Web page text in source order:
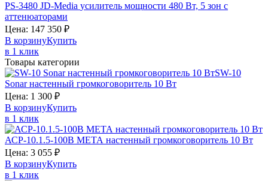
PS-3480 JD-Media усилитель мощности 480 Вт, 5 зон с
аттенюаторами
Цена: 147 350 ₽
В корзинуКупить
в 1 клик
Товары категории
SW-10
Sonarнастенный громкоговоритель 10 Вт
Цена: 1 300 ₽
В корзинуКупить
в 1 клик
АСР-10.1.5-100В МЕТА настенный громкоговоритель 10 Вт
Цена: 3 055 ₽
В корзинуКупить
в 1 клик